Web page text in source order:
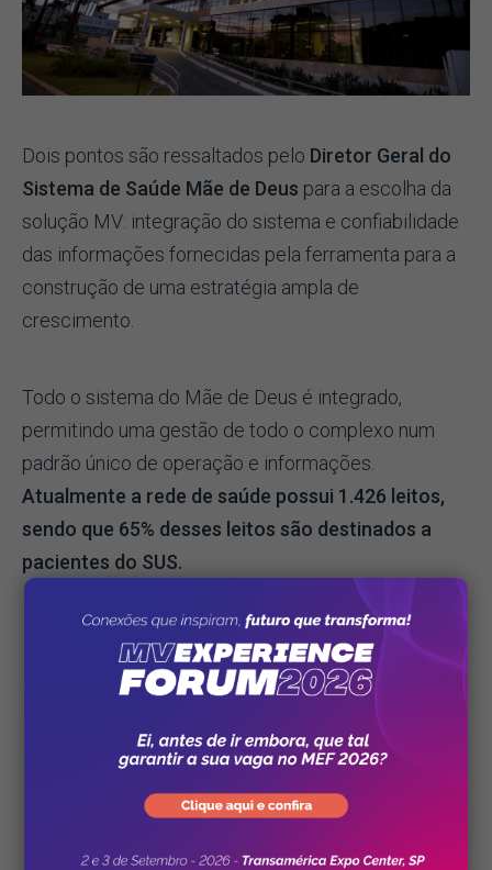
Dois pontos são ressaltados pelo Diretor Geral do
Sistema de Saúde Mãe de Deus para a escolha da
solução MV: integração do sistema e confiabilidade
das informações fornecidas pela ferramenta para a
construção de uma estratégia ampla de
crescimento.
Todo o sistema do Mãe de Deus é integrado,
permitindo uma gestão de todo o complexo num
padrão único de operação e informações.
Atualmente a rede de saúde possui 1.426 leitos,
sendo que 65% desses leitos são destinados a
pacientes do SUS.
“Temos a certeza que acertamos na escolha. Para
fazer esse caminho do crescimento, nós
precisávamos dessa ferramenta”, conclui o Diretor
Geral.